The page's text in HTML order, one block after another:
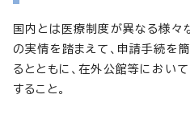
国内とは医療制度が異なる様々
の実情を踏まえて、申請手続を
るとともに、在外公館等におい
すること。